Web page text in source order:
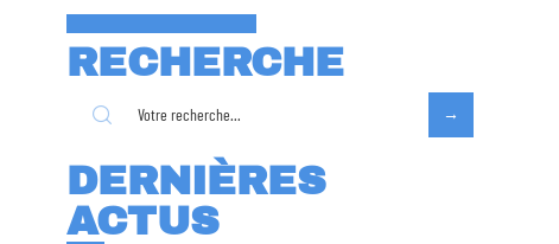
RECHERCHE
DERNIÈRES
ACTUS